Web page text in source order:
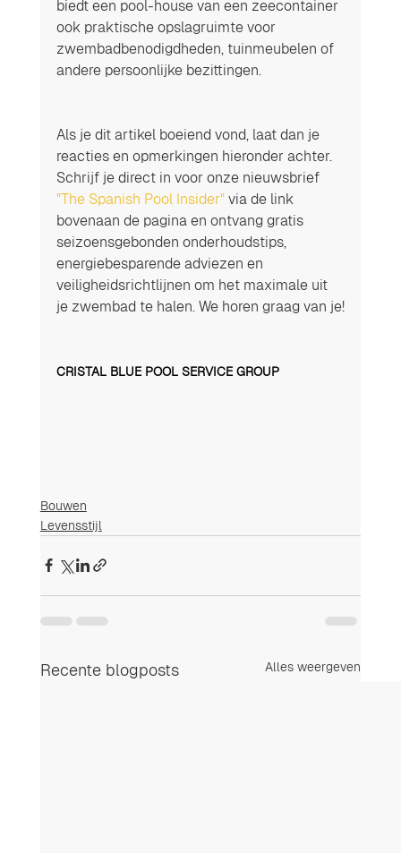
biedt een pool-house van een zeecontainer
ook praktische opslagruimte voor
zwembadbenodigdheden, tuinmeubelen of
andere persoonlijke bezittingen.
Als je dit artikel boeiend vond, laat dan je
reacties en opmerkingen hieronder achter.
Schrijf je direct in voor onze nieuwsbrief
"The Spanish Pool Insider" via de link
bovenaan de pagina en ontvang gratis
seizoensgebonden onderhoudstips,
energiebesparende adviezen en
veiligheidsrichtlijnen om het maximale uit
je zwembad te halen. We horen graag van je!
CRISTAL BLUE POOL SERVICE GROUP
Bouwen
Levensstijl
Recente blogposts Alles weergeven